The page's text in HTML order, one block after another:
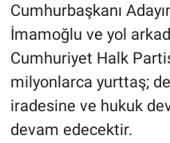
Cumhurbaşkanı
İmamoğlu ve yol
Cumhuriyet Halk
milyonlarca yurttaş;
iradesine ve hukuk
devam edecektir.